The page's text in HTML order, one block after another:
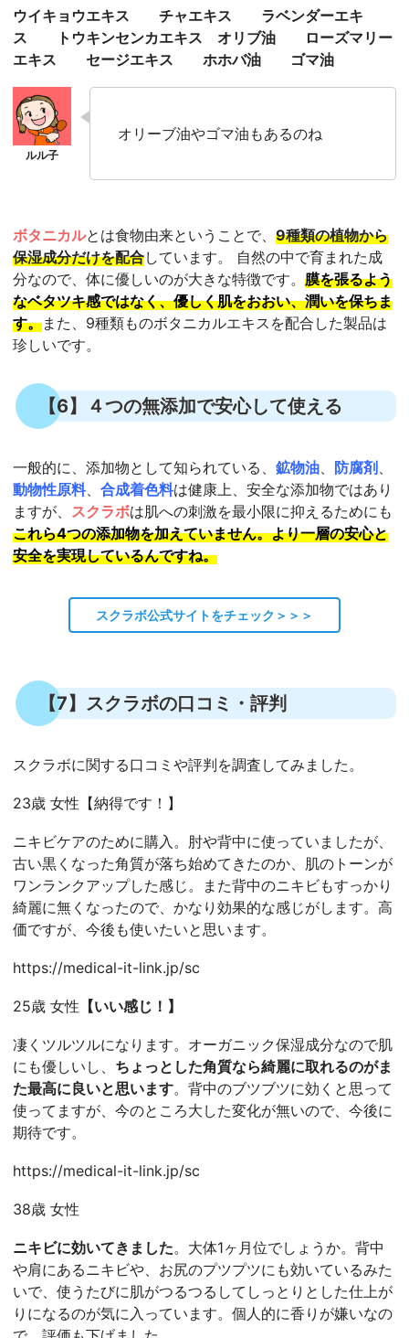
ウイキョウエキス チャエキス ラベンダーエキ
ス トウキンセンカエキス
オリブ油 ローズマリー
エキス セージエキス ホホバ油 ゴマ油
オリーブ油やゴマ油もあるのね
ボタニカルとは食物由来ということで、 9種類の植物から
保湿成分だけを配合しています。 自然の中で育まれた成
分なので、体に優しいのが大きな特徴です。 膜を張るよう
なベタツキ感ではなく、優しく肌をおおい、潤いを保ちま
す。また、9種類ものボタニカルエキスを配合した製品は
珍しいです。
【6】４つの無添加で安心して使える
一般的に、添加物として知られている、 鉱物油 防腐剤
動物性原料、 合成着色料は健康上、安全な添加物ではあり
ますが、 スクラボは肌への刺激を最小限に抑えるためにも
これら4つの添加物を加えていません。より一層の安心と
安全を実現しているんですね。
スクラボ公式サイトをチェック＞＞＞
【7】スクラボの口コミ・評判
スクラボに関する口コミや評判を調査してみました。
23歳 女性【納得です！】
ニキビケアのために購入。肘や背中に使っていましたが、
古い黒くなった角質が落ち始めてきたのか、肌のトーンが
ワンランクアップした感じ。また背中のニキビもすっかり
綺麗に無くなったので、かなり効果的な感じがします。高
価ですが、今後も使いたいと思います。
https://medical-it-link.jp/sc
25歳 女性 【いい感じ！】
凄くツルツルになります。オーガニック保湿成分なので肌
にも優しいし、 ちょっとした角質なら綺麗に取れるのがま
た最高に良いと思います。背中のブツブツに効くと思って
使ってますが、今のところ大した変化が無いので、今後に
期待です。
https://medical-it-link.jp/sc
38歳 女性
ニキビに効いてきました。大体1ヶ月位でしょうか。背中
や肩にあるニキビや、お尻のプツプツにも効いているみた
いで、使うたびに肌がつるつるしてしっとりとした仕上が
りになるのが気に入っています。個人的に香りが嫌いなの